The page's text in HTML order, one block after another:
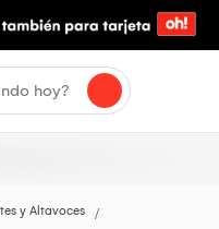
y Altavoces